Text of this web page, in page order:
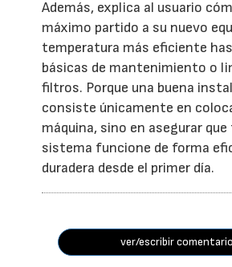
Además, explica al usuario
máximo partido a su nuevo
temperatura más eficiente
básicas de mantenimiento o
filtros. Porque una buena
consiste únicamente en
máquina, sino en asegurar
sistema funcione de forma
duradera desde el primer día.
ver/escribir